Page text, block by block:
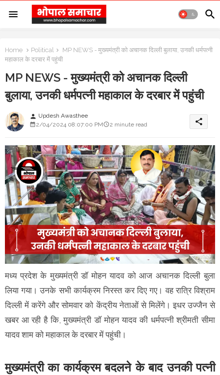
Home Political
MP NEWS - मुख्यमंत्री को अचानक दिल्ली बुलाया, उनकी धर्मपत्नी
महाकाल के दरबार में पहुंची
MP NEWS - मुख्यमंत्री को अचानक दिल्ली
बुलाया, उनकी धर्मपत्नी महाकाल के दरबार में पहुंची
person Updesh Awasthee
2/04/2024 08:07:00 PM
2 minute read share
मध्य प्रदेश के मुख्यमंत्री डॉ मोहन यादव को आज अचानक दिल्ली बुला
लिया गया। उनके सभी कार्यक्रम निरस्त कर दिए गए। वह रात्रि विश्राम
दिल्ली में करेंगे और सोमवार को केंद्रीय नेताओं से मिलेंगे। इधर उज्जैन से
खबर आ रही है कि, मुख्यमंत्री डॉ मोहन यादव की धर्मपत्नी श्रीमती सीमा
यादव शाम को महाकाल के दरबार में पहुंची।
मुख्यमंत्री का कार्यक्रम बदलने के बाद उनकी पत्नी